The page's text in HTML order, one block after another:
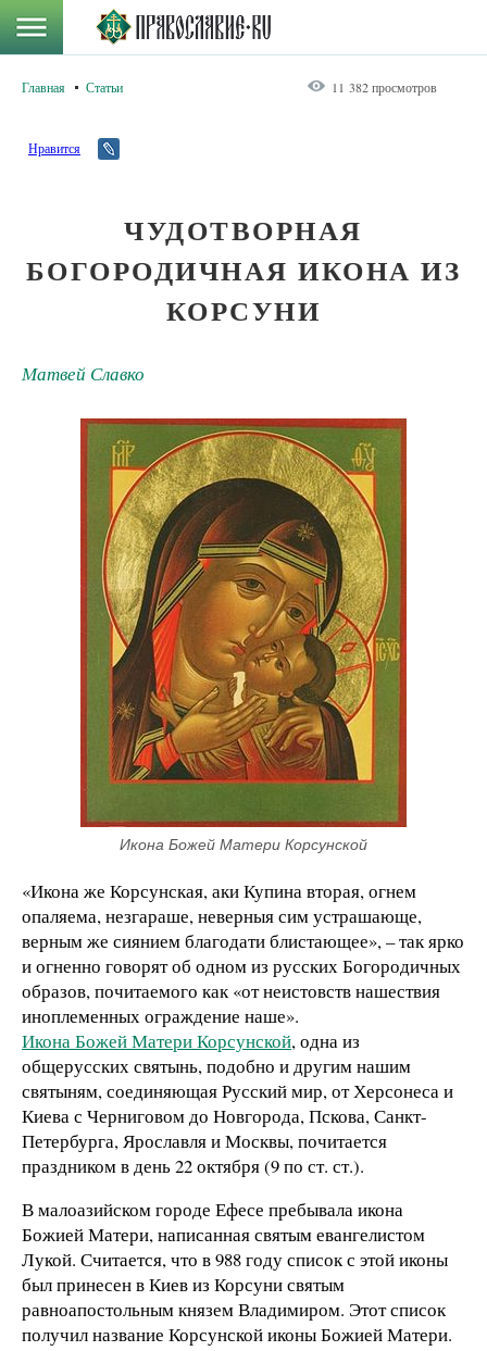
Главная Статьи 11 382 просмотров
Нравится
ЧУДОТВОРНАЯ
БОГОРОДИЧНАЯ ИКОНА ИЗ
КОРСУНИ
Матвей Славко
Икона Божей Матери Корсунской
«Икона же Корсунская, аки Купина вторая, огнем
опаляема, незгараше, неверныя сим устрашающе,
верным же сиянием благодати блистающее», – так ярко
и огненно говорят об одном из русских Богородичных
образов, почитаемого как «от неистовств нашествия
иноплеменных ограждение наше».
Икона Божей Матери Корсунской, одна из
общерусских святынь, подобно и другим нашим
святыням, соединяющая Русский мир, от Херсонеса и
Киева с Черниговом до Новгорода, Пскова, Санкт-
Петербурга, Ярославля и Москвы, почитается
праздником в день 22 октября (9 по ст. ст.).
В малоазийском городе Ефесе пребывала икона
Божией Матери, написанная святым евангелистом
Лукой. Считается, что в 988 году список с этой иконы
был принесен в Киев из Корсуни святым
равноапостольным князем Владимиром. Этот список
получил название Корсунской иконы Божией Матери.